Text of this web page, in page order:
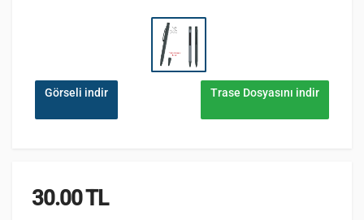
Görseli indir Trase Dosyasını indir
30.00 TL